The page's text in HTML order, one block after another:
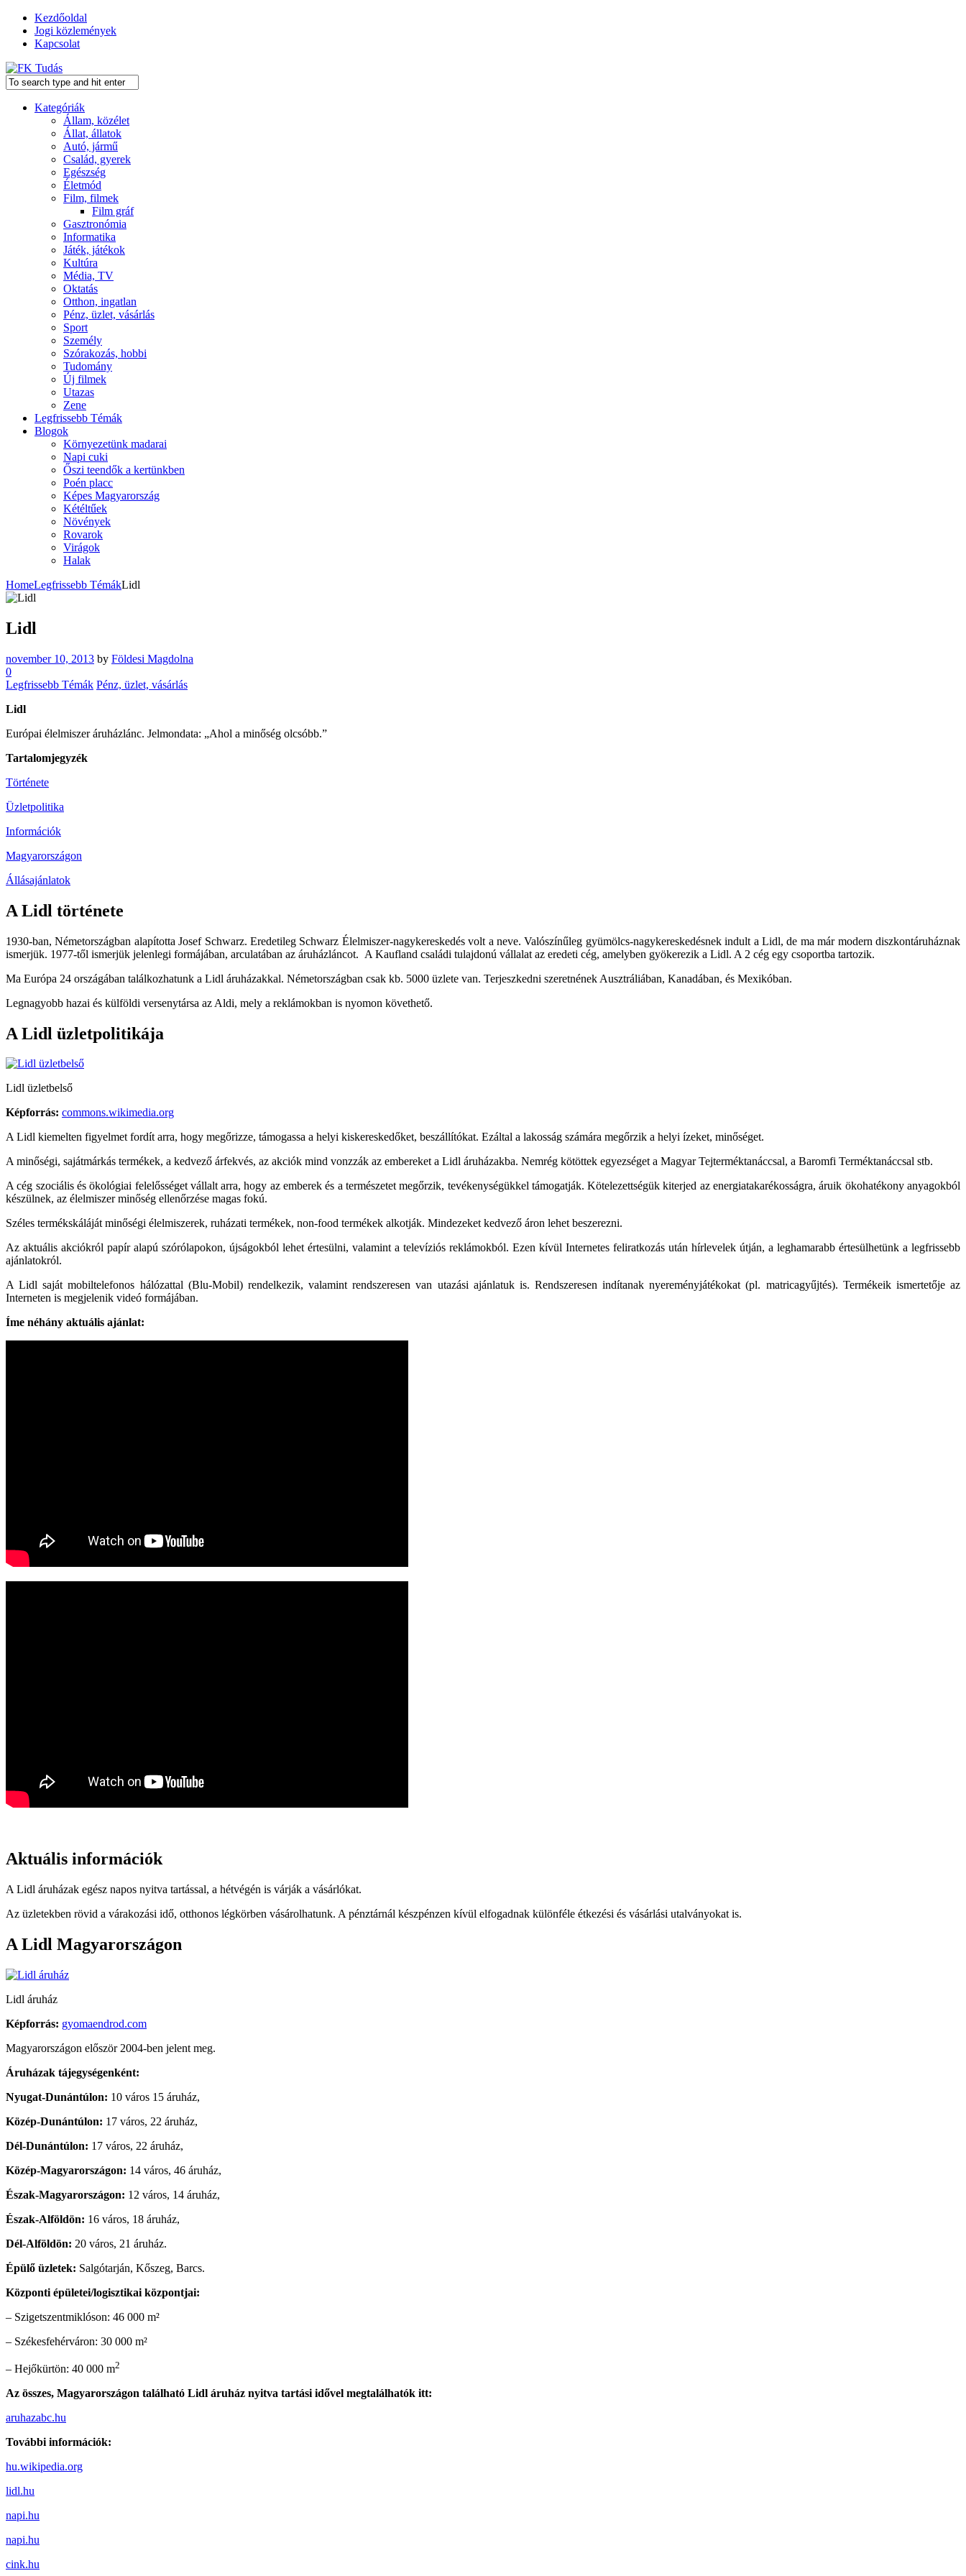
Kezdőoldal
Jogi közlemények
Kapcsolat
Kategóriák
Állam, közélet
Állat, állatok
Autó, jármű
Család, gyerek
Egészség
Életmód
Film, filmek
Film gráf
Gasztronómia
Informatika
Játék, játékok
Kultúra
Média, TV
Oktatás
Otthon, ingatlan
Pénz, üzlet, vásárlás
Sport
Személy
Szórakozás, hobbi
Tudomány
Új filmek
Utazas
Zene
Legfrissebb Témák
Blogok
Környezetünk madarai
Napi cuki
Őszi teendők a kertünkben
Poén placc
Képes Magyarország
Kétéltűek
Növények
Rovarok
Virágok
Halak
HomeLegfrissebb TémákLidl
Lidl
november 10, 2013 by Földesi Magdolna
0
Legfrissebb Témák Pénz, üzlet, vásárlás
Lidl
Európai élelmiszer áruházlánc. Jelmondata: „Ahol a minőség olcsóbb.”
Tartalomjegyzék
Története
Üzletpolitika
Információk
Magyarországon
Állásajánlatok
A Lidl története
1930-ban, Németországban alapította Josef Schwarz. Eredetileg Schwarz Élelmiszer-nagykereskedés volt a neve. Valószínűleg gyümölcs-nagykereskedésnek indult a Lidl, de ma már modern diszkontáruháznak
ismerjük. 1977-től ismerjük jelenlegi formájában, arculatában az áruházláncot. A Kaufland családi tulajdonú vállalat az eredeti cég, amelyben gyökerezik a Lidl. A 2 cég egy csoportba tartozik.
Ma Európa 24 országában találkozhatunk a Lidl áruházakkal. Németországban csak kb. 5000 üzlete van. Terjeszkedni szeretnének Ausztráliában, Kanadában, és Mexikóban.
Legnagyobb hazai és külföldi versenytársa az Aldi, mely a reklámokban is nyomon követhető.
A Lidl üzletpolitikája
Lidl üzletbelső
Képforrás: commons.wikimedia.org
A Lidl kiemelten figyelmet fordít arra, hogy megőrizze, támogassa a helyi kiskereskedőket, beszállítókat. Ezáltal a lakosság számára megőrzik a helyi ízeket, minőséget.
A minőségi, sajátmárkás termékek, a kedvező árfekvés, az akciók mind vonzzák az embereket a Lidl áruházakba. Nemrég kötöttek egyezséget a Magyar Tejterméktanáccsal, a Baromfi Terméktanáccsal stb.
A cég szociális és ökológiai felelősséget vállalt arra, hogy az emberek és a természetet megőrzik, tevékenységükkel támogatják. Kötelezettségük kiterjed az energiatakarékosságra, áruik ökohatékony anyagokból
készülnek, az élelmiszer minőség ellenőrzése magas fokú.
Széles termékskáláját minőségi élelmiszerek, ruházati termékek, non-food termékek alkotják. Mindezeket kedvező áron lehet beszerezni.
Az aktuális akciókról papír alapú szórólapokon, újságokból lehet értesülni, valamint a televíziós reklámokból. Ezen kívül Internetes feliratkozás után hírlevelek útján, a leghamarabb értesülhetünk a legfrissebb
ajánlatokról.
A Lidl saját mobiltelefonos hálózattal (Blu-Mobil) rendelkezik, valamint rendszeresen van utazási ajánlatuk is. Rendszeresen indítanak nyereményjátékokat (pl. matricagyűjtés). Termékeik ismertetője az
Interneten is megjelenik videó formájában.
Íme néhány aktuális ajánlat:
Aktuális információk
A Lidl áruházak egész napos nyitva tartással, a hétvégén is várják a vásárlókat.
Az üzletekben rövid a várakozási idő, otthonos légkörben vásárolhatunk. A pénztárnál készpénzen kívül elfogadnak különféle étkezési és vásárlási utalványokat is.
A Lidl Magyarországon
Lidl áruház
Képforrás: gyomaendrod.com
Magyarországon először 2004-ben jelent meg.
Áruházak tájegységenként:
Nyugat-Dunántúlon: 10 város 15 áruház,
Közép-Dunántúlon: 17 város, 22 áruház,
Dél-Dunántúlon: 17 város, 22 áruház,
Közép-Magyarországon: 14 város, 46 áruház,
Észak-Magyarországon: 12 város, 14 áruház,
Észak-Alföldön: 16 város, 18 áruház,
Dél-Alföldön: 20 város, 21 áruház.
Épülő üzletek: Salgótarján, Kőszeg, Barcs.
Központi épületei/logisztikai központjai:
– Szigetszentmiklóson: 46 000 m²
– Székesfehérváron: 30 000 m²
– Hejőkürtön: 40 000 m2
Az összes, Magyarországon található Lidl áruház nyitva tartási idővel megtalálhatók itt:
aruhazabc.hu
További információk:
hu.wikipedia.org
lidl.hu
napi.hu
napi.hu
cink.hu